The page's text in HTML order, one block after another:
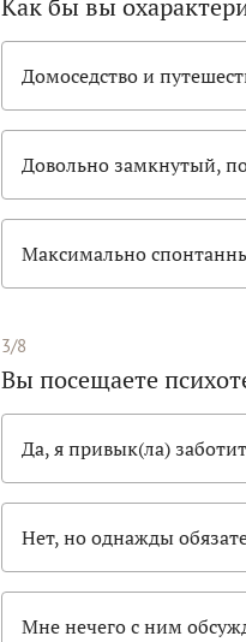
Как бы вы
Домоседство и
Довольно замкнутый,
Максимально
3/8
Вы посещаете
Да, я привык(ла)
Нет, но однажды
Мне нечего с ним